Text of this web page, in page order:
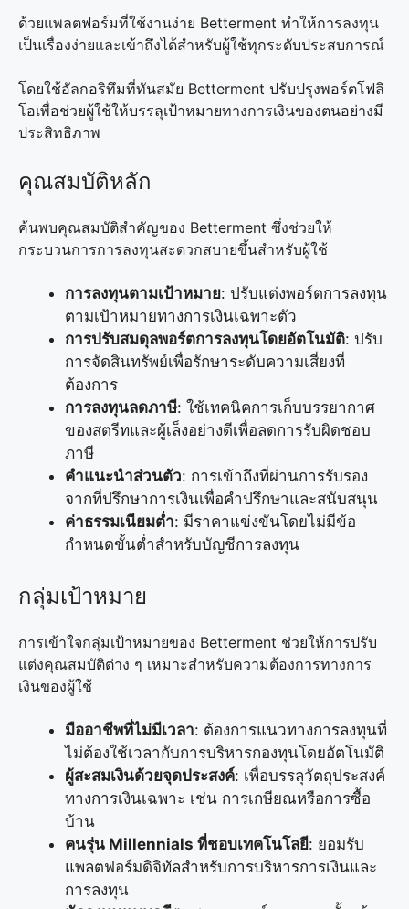
ด้วยแพลตฟอร์มที่ใช้งานง่าย Betterment ทำให้การลงทุน
เป็นเรื่องง่ายและเข้าถึงได้สำหรับผู้ใช้ทุกระดับประสบการณ์
โดยใช้อัลกอริทึมที่ทันสมัย Betterment ปรับปรุงพอร์ตโฟลิ
โอเพื่อช่วยผู้ใช้ให้บรรลุเป้าหมายทางการเงินของตนอย่างมี
ประสิทธิภาพ
คุณสมบัติหลัก
ค้นพบคุณสมบัติสำคัญของ Betterment ซึ่งช่วยให้
กระบวนการการลงทุนสะดวกสบายขึ้นสำหรับผู้ใช้
การลงทุนตามเป้าหมาย: ปรับแต่งพอร์ตการลงทุน
ตามเป้าหมายทางการเงินเฉพาะตัว
การปรับสมดุลพอร์ตการลงทุนโดยอัตโนมัติ: ปรับ
การจัดสินทรัพย์เพื่อรักษาระดับความเสี่ยงที่
ต้องการ
การลงทุนลดภาษี: ใช้เทคนิคการเก็บบรรยากาศ
ของสตรีทและผู้เล็งอย่างดีเพื่อลดการรับผิดชอบ
ภาษี
คำแนะนำส่วนตัว: การเข้าถึงที่ผ่านการรับรอง
จากที่ปรึกษาการเงินเพื่อคำปรึกษาและสนับสนุน
ค่าธรรมเนียมต่ำ: มีราคาแข่งขันโดยไม่มีข้อ
กำหนดขั้นต่ำสำหรับบัญชีการลงทุน
กลุ่มเป้าหมาย
การเข้าใจกลุ่มเป้าหมายของ Betterment ช่วยให้การปรับ
แต่งคุณสมบัติต่าง ๆ เหมาะสำหรับความต้องการทางการ
เงินของผู้ใช้
มืออาชีพที่ไม่มีเวลา: ต้องการแนวทางการลงทุนที่
ไม่ต้องใช้เวลากับการบริหารกองทุนโดยอัตโนมัติ
ผู้สะสมเงินด้วยจุดประสงค์: เพื่อบรรลุวัตถุประสงค์
ทางการเงินเฉพาะ เช่น การเกษียณหรือการซื้อ
บ้าน
คนรุ่น Millennials ที่ชอบเทคโนโลยี: ยอมรับ
แพลตฟอร์มดิจิทัลสำหรับการบริหารการเงินและ
การลงทุน